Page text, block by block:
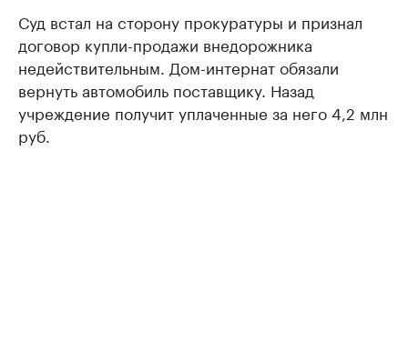
Суд встал на сторону прокуратуры и признал
договор купли-продажи внедорожника
недействительным. Дом-интернат обязали
вернуть автомобиль поставщику. Назад
учреждение получит уплаченные за него 4,2 млн
руб.